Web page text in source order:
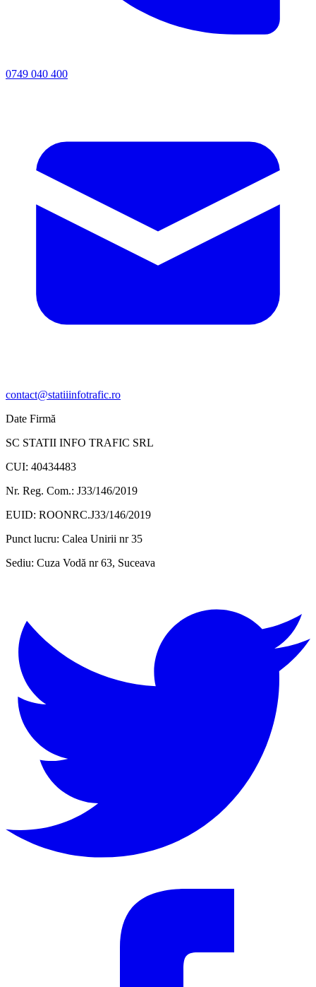
0749 040 400
contact@statiiinfotrafic.ro
Date Firmă
SC STATII INFO TRAFIC SRL
CUI: 40434483
Nr. Reg. Com.: J33/146/2019
EUID: ROONRC.J33/146/2019
Punct lucru: Calea Unirii nr 35
Sediu: Cuza Vodă nr 63, Suceava